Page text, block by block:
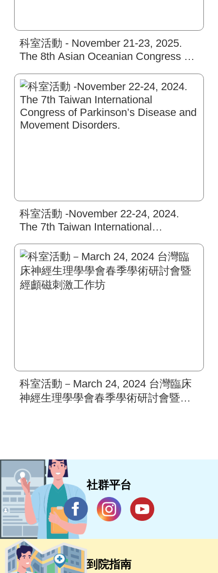
科室活動 - November 21-23, 2025.
The 8th Asian Oceanian Congress of
科室活動 -November 22-24, 2024.
The 7th Taiwan International
Movement Disorders.
科室活動－March 24, 2024 台灣臨床
神經生理學學會春季學術研討會暨經
社群平台
到院指南